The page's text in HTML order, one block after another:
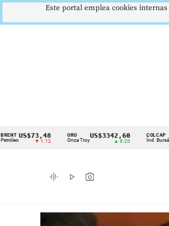
Cintillo
indicadores
económicos
ORO
Onza Troy
US$3342,60
▲ 8.20
COLCAP
Índ. Bursátil
1621,34
▲
graphic_eq play_arrow photo_camera
Este portal emplea cookies